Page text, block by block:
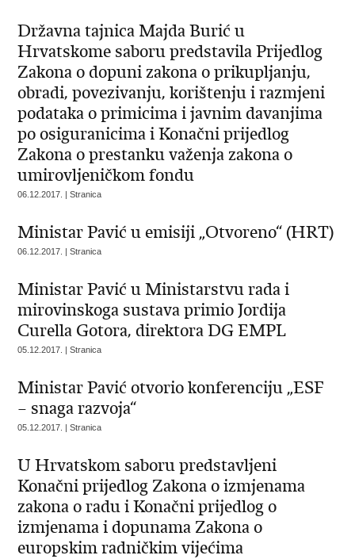
Državna tajnica Majda Burić u
Hrvatskome saboru predstavila Prijedlog
Zakona o dopuni zakona o prikupljanju,
obradi, povezivanju, korištenju i razmjeni
podataka o primicima i javnim davanjima
po osiguranicima i Konačni prijedlog
Zakona o prestanku važenja zakona o
umirovljeničkom fondu
06.12.2017. | Stranica
Ministar Pavić u emisiji „Otvoreno“ (HRT)
06.12.2017. | Stranica
Ministar Pavić u Ministarstvu rada i
mirovinskoga sustava primio Jordija
Curella Gotora, direktora DG EMPL
05.12.2017. | Stranica
Ministar Pavić otvorio konferenciju „ESF
– snaga razvoja“
05.12.2017. | Stranica
U Hrvatskom saboru predstavljeni
Konačni prijedlog Zakona o izmjenama
zakona o radu i Konačni prijedlog o
izmjenama i dopunama Zakona o
europskim radničkim vijećima